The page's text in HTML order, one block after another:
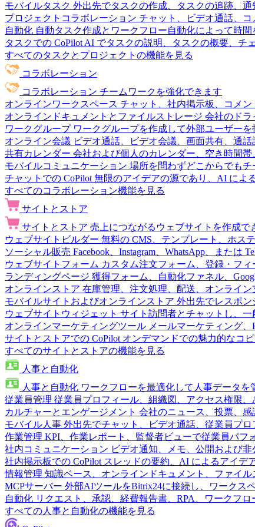
モバイルタスク 外出先でタスクの作成、タスクの追跡、
プロジェクトコラボレーション チャット、ビデオ通話、
自動化 自動タスク作成とワークフロー自動化によって時間
タスクでの CoPilot AI でタスクの説明、タスクの概要、チ
すべてのタスクとプロジェクトの機能を見る
コラボレーション
コラボレーション チームワークを強化できます
オンラインワークスペース チャット、社内掲示板、コメ
オンラインドキュメントとファイルストレージ 会社のドラ
ワークグループ ワークグループを作成して外部ユーザー
オンライン会議 ビデオ通話、ビデオ会議、画面共有、通
共有カレンダー 会社および個人のカレンダー、空き時間
モバイルコミュニケーション 場所を問わずどこからでも
チャットでの CoPilot 無限のアイデアの源であり、AI によ
すべてのコラボレーション機能を見る
サイトとストア
サイトとストア 売上につながるウェブサイトを作成で
ウェブサイトビルダー 無料の CMS、テンプレート、ホス
ソーシャル販売 Facebook、Instagram、WhatsApp、または
ウェブサイトフォーム カスタム注文フォーム、登録・フ
ランディングページ 獲得フォーム、自動化ファネル、
オンラインストア 在庫管理、注文処理、配送、オンライ
モバイルサイトおよびオンラインストア 外出先でレスポ
ウェブサイトウィジェット サイト訪問者とチャットし、
オンラインマーケティングツール メールマーケティング
サイトとストアでの CoPilot オンデマンドでの魅力的なコ
すべてのサイトとストアの機能を見る
人事と自動化
人事と自動化 ワークフローを最適化して人事データを
従業員管理 従業員プロフィール、組織図、アクセス権限、
カルチャーとエンゲージメント 会社のニュース、投票、
モバイル人事 外出先でチャット、ビデオ通話、従業員プ
作業管理 KPI、作業レポート、監督者ビューで従業員パフ
社内コミュニケーション ビデオ通知、メモ、公開および
社内掲示板での CoPilot スレッドの要約、AI によるアイデ
情報管理 知識ベース、オンラインドキュメント、ファイ
MCPサーバー 外部AIツールをBitrix24に接続し、ワークス
自動化 リクエスト、承認、経費報告書、RPA、ワークフ
すべての人事と自動化の機能を見る